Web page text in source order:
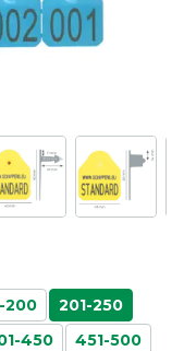
200
201-250
450
451-500